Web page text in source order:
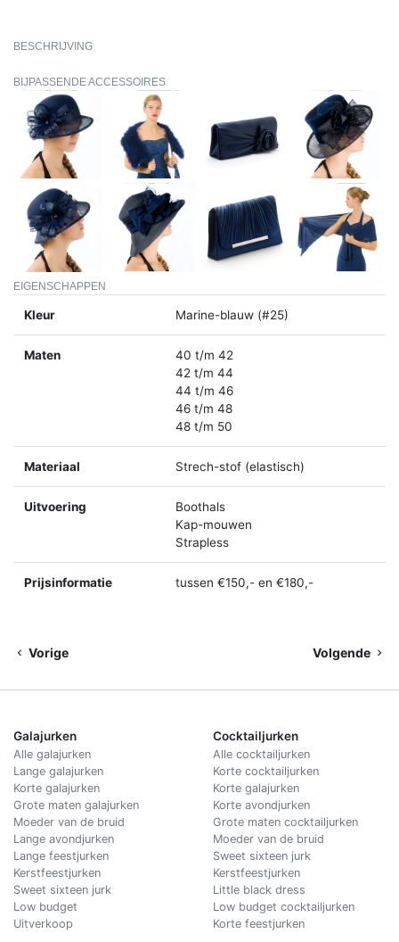
BESCHRIJVING
BIJPASSENDE ACCESSOIRES
EIGENSCHAPPEN
Kleur Marine-blauw (#25)
Maten
40 t/m 42
42 t/m 44
44 t/m 46
46 t/m 48
48 t/m 50
Materiaal Strech-stof (elastisch)
Uitvoering
Boothals
Kap-mouwen
Strapless
Prijsinformatie tussen €150,- en €180,-
Vorige Volgende
Galajurken
Alle galajurken
Lange galajurken
Korte galajurken
Grote maten galajurken
Moeder van de bruid
Lange avondjurken
Lange feestjurken
Kerstfeestjurken
Sweet sixteen jurk
Low budget
Uitverkoop
Cocktailjurken
Alle cocktailjurken
Korte cocktailjurken
Korte galajurken
Korte avondjurken
Grote maten cocktailjurken
Moeder van de bruid
Sweet sixteen jurk
Kerstfeestjurken
Little black dress
Low budget cocktailjurken
Korte feestjurken